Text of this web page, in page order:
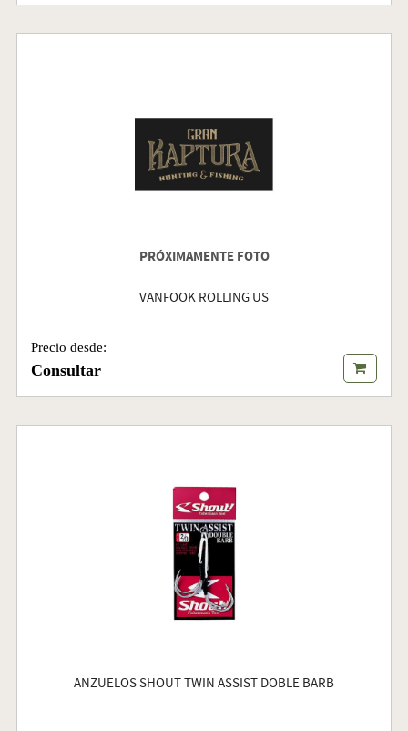
PRÓXIMAMENTE FOTO
VANFOOK ROLLING US
Precio desde:
Consultar
ANZUELOS SHOUT TWIN ASSIST DOBLE BARB